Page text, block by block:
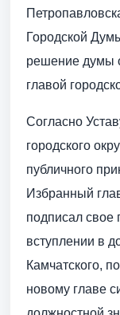
Городской
решение думы
главой
Согласно
городского
публичного
Избранный
подписал свое
вступлении в
Камчатского,
новому главе